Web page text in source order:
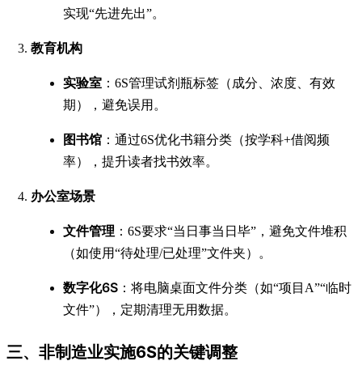
实现“先进先出”。
教育机构
实验室 ：6S管理试剂瓶标签（成分、浓度、有效
期），避免误用。
图书馆 ：通过6S优化书籍分类（按学科+借阅频
率），提升读者找书效率。
办公室场景
文件管理 ：6S要求“当日事当日毕”，避免文件堆积
（如使用“待处理/已处理”文件夹）。
数字化6S ：将电脑桌面文件分类（如“项目A”“临时
文件”），定期清理无用数据。
三、非制造业实施6S的关键调整